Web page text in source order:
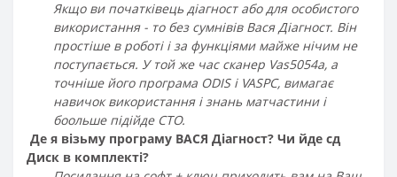
Якщо ви початківець діагност або для особистого
використання - то без сумнівів Вася Діагност. Він
простіше в роботі і за функціями майже нічим не
поступається. У той же час сканер Vas5054a, а
точніше його програма ODIS і VASPC, вимагає
навичок використання і знань матчастини і
боольше підійде СТО.
Де я візьму програму ВАСЯ Діагност? Чи йде сд
Диск в комплекті?